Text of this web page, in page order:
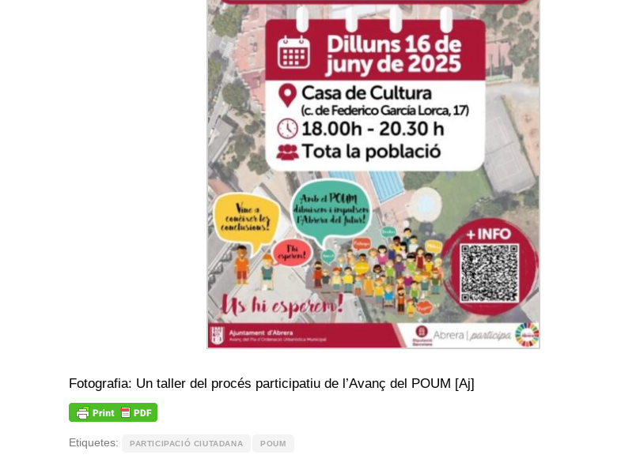
Fotografia: Un taller del procés participatiu de l’Avanç del POUM [Aj]
Etiquetes: PARTICIPACIÓ CIUTADANA POUM